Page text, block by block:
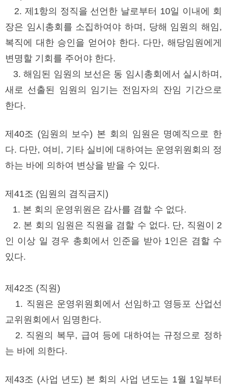
2. 제1항의 정직을 선언한 날로부터 10일 이내에 회
장은 임시총회를 소집하여야 하며, 당해 임원의 해임,
복직에 대한 승인을 얻어야 한다. 다만, 해당임원에게
변명할 기회를 주어야 한다.
3. 해임된 임원의 보선은 동 임시총회에서 실시하며,
새로 선출된 임원의 임기는 전임자의 잔임 기간으로
한다.
제40조 (임원의 보수) 본 회의 임원은 명예직으로 한
다. 다만, 여비, 기타 실비에 대하여는 운영위원회의 정
하는 바에 의하여 변상을 받을 수 있다.
제41조 (임원의 겸직금지)
1. 본 회의 운영위원은 감사를 겸할 수 없다.
2. 본 회의 임원은 직원을 겸할 수 없다. 단, 직원이 2
인 이상 일 경우 총회에서 인준을 받아 1인은 겸할 수
있다.
제42조 (직원)
1. 직원은 운영위원회에서 선임하고 영등포 산업선
교위원회에서 임명한다.
2. 직원의 복무, 급여 등에 대하여는 규정으로 정하
는 바에 의한다.
제43조 (사업 년도) 본 회의 사업 년도는 1월 1일부터